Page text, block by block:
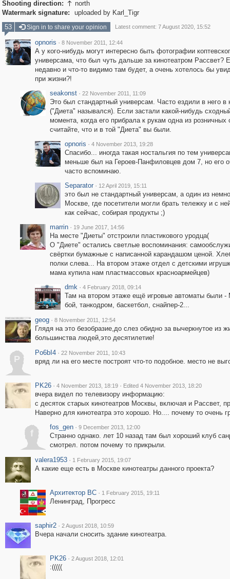
Shooting direction:  north
Watermark signature:
uploaded by Karl_Tigr
53
Sign in to share your opinion Latest comment: 7 August 2020, 15:52
opnoris · 8 November 2011, 12:44
А у кого-нибудь могут интересно быть фотографии
универсама, что был чуть дальше за кинотеатром Рассвет?
недавно и что-то видимо там будет, а очень хотелось бы
при жизни?!
seakonst · 22 November 2011, 11:09
Это был стандартный универсам. Часто ездили в него в
("Диета" назывался). Если застали какой-нибудь
момента, когда его прибрала к рукам одна из розничных
считайте, что и в той "Диета" вы были.
opnoris · 4 November 2013, 19:28
Спасибо... иногда такая ностальгия по тем
меньше был на Героев-Панфиловцев дом 7, но его
часто вспоминаю.
Separator · 12 April 2019, 15:11
это был не стандартный универсам, а один из
Москве, где посетители могли брать тележку и с
как сейчас, собирая продукты ;)
marrin · 19 June 2017, 14:56
На месте "Диеты" отстроили пластикового уродца(
О "Диете" остались светлые воспоминания:
свёртки бумажные с написанной карандашом ценой.
полки слева... На втором этаже отдел с детскими
мама купила нам пластмассовых красноармейцев)
dmk · 4 February 2018, 09:14
Там на втором этаже ещё игровые автоматы были -
бой, танкодром, баскетбол, снайпер-2...
geog · 8 November 2011, 12:54
Глядя на это безобразие,до слез обидно за вычеркнутое из
большинства людей,это десятилетие!
P
Po6bI4 · 22 November 2011, 10:43
вряд ли на его месте построят что-то подобное. место не
PK26 · 4 November 2013, 18:19 · Edited 4 November 2013, 18:20
вчера видел по телевизору информацию:
с десяток старых кинотеатров Москвы, включая и Рассвет,
Наверно для кинотеатра это хорошо. Но.... почему то очень
f
fos_gen · 9 December 2013, 12:00
Странно однако. лет 10 назад там был хороший клуб
смотрел. потом почему то прикрыли.
valera1953 · 1 February 2015, 19:07
А какие еще есть в Москве кинотеатры данного проекта?
Архитектор ВС · 1 February 2015, 19:11
Ленинград, Прогресс
saphir2 · 2 August 2018, 10:59
Вчера начали сносить здание кинотеатра.
PK26 · 2 August 2018, 12:01
:(((((